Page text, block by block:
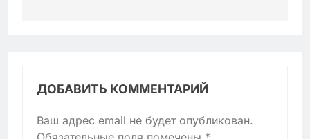
ДОБАВИТЬ КОММЕНТАРИЙ
Ваш адрес email не будет опубликован.